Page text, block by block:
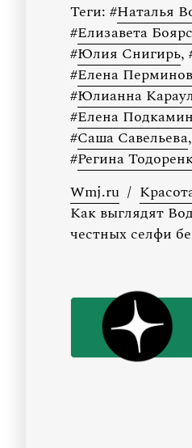
Теги: #Наталья
#Елизавета
#Юлия Снигирь,
#Елена
#Юлианна
#Елена
#Саша Савельева,
#Регина
Wmj.ru /
Как выглядят
честных селфи